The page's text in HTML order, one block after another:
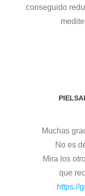
conseguido
Muchas
No es
Mira los
que
https://